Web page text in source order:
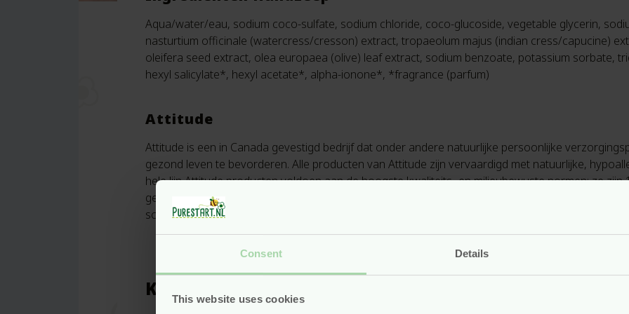
Consent Details
This website uses cookies
Aqua/water/eau, sodium coco-sulfate, sodium chloride, coco-glucoside, vegetable glycerin,
nasturtium officinale (watercress/cresson) extract, tropaeolum majus (indian cress/capucine)
oleifera seed extract, olea europaea (olive) leaf extract, sodium benzoate, potassium sorbate,
hexyl salicylate*, hexyl acetate*, alpha-ionone*, *fragrance (parfum)
Attitude
Attitude is een in Canada gevestigd bedrijf dat onder andere natuurlijke persoonlijke
gezond leven te bevorderen. Alle producten van Attitude zijn vervaardigd met natuurlijke,
hele lijn Attitude producten voldoen aan de hoogste kwaliteits- en milieubewuste normen: ze zijn
gecertificeerd door PETA (People for the Ethical Treatment of Animals) en ECOLOGO. Ook zijn
schadelijke stoffen volgens de Environmental Working Group (EWG).
Kenmerken